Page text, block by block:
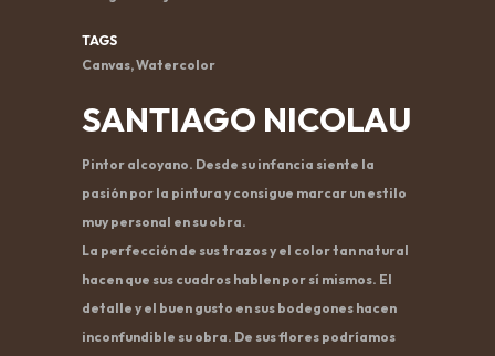
TAGS
Canvas, Watercolor
SANTIAGO NICOLAU
Pintor alcoyano. Desde su infancia siente la
pasión por la pintura y consigue marcar un estilo
muy personal en su obra.
La perfección de sus trazos y el color tan natural
hacen que sus cuadros hablen por sí mismos. El
detalle y el buen gusto en sus bodegones hacen
inconfundible su obra. De sus flores podríamos